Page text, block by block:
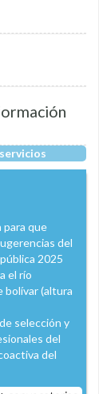
para que
del
2025
el río
bolívar (altura
selección y
del
del